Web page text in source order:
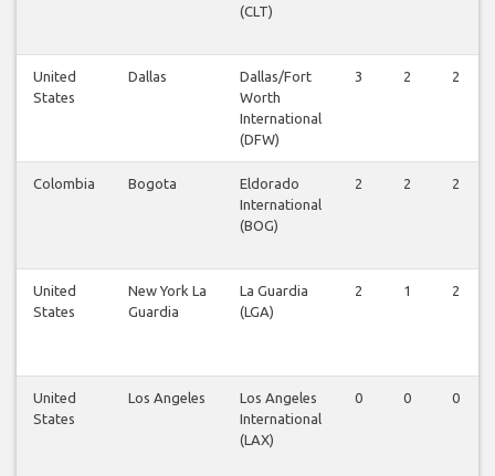
(CLT)
United
States
Dallas
Dallas/Fort
Worth
International
(DFW)
3 2 2
Colombia Bogota
Eldorado
International
(BOG)
2 2 2
United
States
New York La
Guardia
La Guardia
(LGA)
2 1 2
United
States
Los Angeles
Los Angeles
International
(LAX)
0 0 0